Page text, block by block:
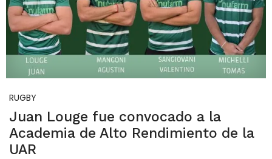
RUGBY
Juan Louge fue convocado a la
Academia de Alto Rendimiento de la
UAR